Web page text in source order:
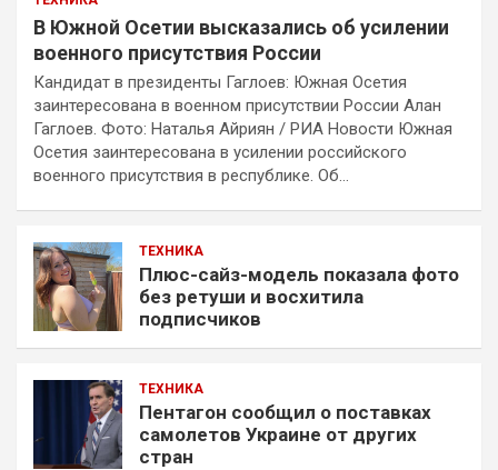
В Южной Осетии высказались об усилении
военного присутствия России
Кандидат в президенты Гаглоев: Южная Осетия
заинтересована в военном присутствии России Алан
Гаглоев. Фото: Наталья Айриян / РИА Новости Южная
Осетия заинтересована в усилении российского
военного присутствия в республике. Об…
ТЕХНИКА
Плюс-сайз-модель показала фото
без ретуши и восхитила
подписчиков
ТЕХНИКА
Пентагон сообщил о поставках
самолетов Украине от других
стран